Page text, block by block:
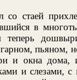
со стаей
в
теперь
пьяном,
и окна
и слезами, с